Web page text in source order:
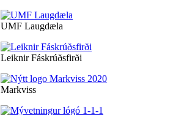
UMF Laugdæla
Leiknir Fáskrúðsfirði
Markviss